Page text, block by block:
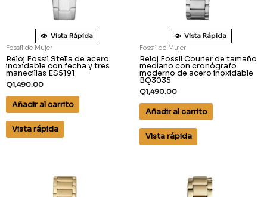
Vista Rápida
Fossil de Mujer
Reloj Fossil Stella de acero
inoxidable con fecha y tres
manecillas ES5191
Q1,490.00
Añadir al carrito
Vista rápida
Vista Rápida
Fossil de Mujer
Reloj Fossil Courier de tamaño
mediano con cronógrafo
moderno de acero inoxidable
BQ3035
Q1,490.00
Añadir al carrito
Vista rápida